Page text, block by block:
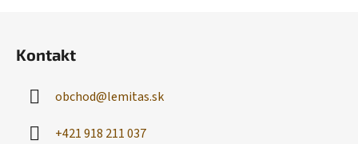
Kontakt
obchod@lemitas.sk
+421 918 211 037